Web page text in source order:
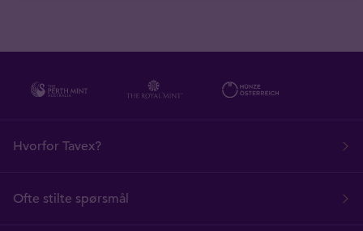
Hvorfor Tavex?
Ofte stilte spørsmål